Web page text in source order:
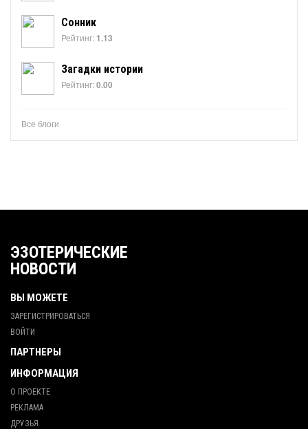
Сонник
Рейтинг: 1.13
Загадки истории
Рейтинг:0.00
Все блоги
ЭЗОТЕРИЧЕСКИЕ
НОВОСТИ
ВЫ МОЖЕТЕ
ЗАРЕГИСТРИРОВАТЬСЯ
ВОЙТИ
ПАРТНЕРЫ
ИНФОРМАЦИЯ
О ПРОЕКТЕ
РЕКЛАМА
ДРУЗЬЯ